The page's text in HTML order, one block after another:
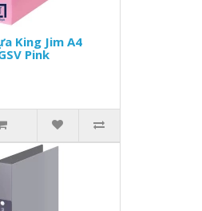
King Jim A4
Pink